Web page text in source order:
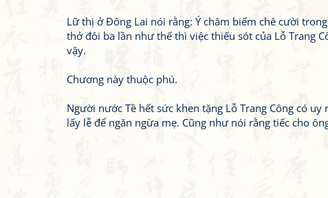
Lữ thị ở Đông Lai nói rằng: Ý châm biếm chê cười
thở đôi ba lần như thế thì việc thiếu sót của Lỗ Trang
vậy.
Chương này thuộc phú.
Người nước Tề hết sức khen tặng Lỗ Trang Công có
lấy lễ để ngăn ngừa mẹ. Cũng như nói rằng tiếc cho